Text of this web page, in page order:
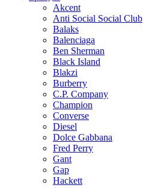
Akcent
Anti Social Social Club
Balaks
Balenciaga
Ben Sherman
Black Island
Blakzi
Burberry
C.P. Company
Champion
Converse
Diesel
Dolce Gabbana
Fred Perry
Gant
Gap
Hackett